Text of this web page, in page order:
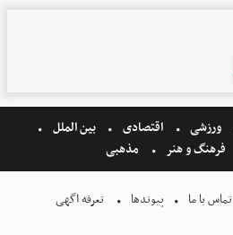
ورزشی اقتصادی
بین الملل
فرهنگ و هنر مذهبی
تماس با ما پیوندها تعرفه اگهی